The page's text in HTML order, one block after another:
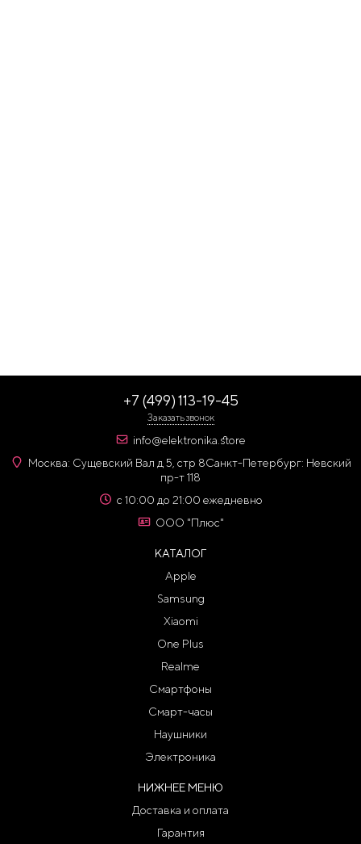
+7 (499) 113-19-45
Заказать звонок
info@elektronika.store
Москва: Сущевский Вал д 5, стр 8Санкт-Петербург: Невский
пр-т 118
с 10:00 до 21:00 ежедневно
ООО "Плюс"
КАТАЛОГ
Apple
Samsung
Xiaomi
One Plus
Realme
Смартфоны
Смарт-часы
Наушники
Электроника
НИЖНЕЕ МЕНЮ
Доставка и оплата
Гарантия